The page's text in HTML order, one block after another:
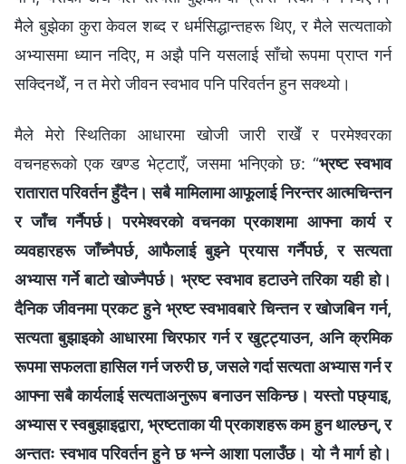
मैले बुझेका कुरा केवल शब्द र धर्मसिद्धान्तहरू थिए, र मैले सत्यताको
अभ्यासमा ध्यान नदिए, म अझै पनि यसलाई साँचो रूपमा प्राप्त गर्न
सक्दिनथेँ, न त मेरो जीवन स्वभाव पनि परिवर्तन हुन सक्थ्यो।
मैले मेरो स्थितिका आधारमा खोजी जारी राखेँ र परमेश्‍वरका
वचनहरूको एक खण्ड भेट्टाएँ, जसमा भनिएको छ: “भ्रष्ट स्वभाव
रातारात परिवर्तन हुँदैन। सबै मामिलामा आफूलाई निरन्तर आत्मचिन्तन
र जाँच गर्नैपर्छ। परमेश्‍वरको वचनका प्रकाशमा आफ्ना कार्य र
व्यवहारहरू जाँच्नैपर्छ, आफैलाई बुझ्ने प्रयास गर्नैपर्छ, र सत्यता
अभ्यास गर्ने बाटो खोज्नैपर्छ। भ्रष्ट स्वभाव हटाउने तरिका यही हो।
दैनिक जीवनमा प्रकट हुने भ्रष्ट स्वभावबारे चिन्तन र खोजबिन गर्न,
सत्यता बुझाइको आधारमा चिरफार गर्न र खुट्ट्याउन, अनि क्रमिक
रूपमा सफलता हासिल गर्न जरुरी छ, जसले गर्दा सत्यता अभ्यास गर्न र
आफ्ना सबै कार्यलाई सत्यताअनुरूप बनाउन सकिन्छ। यस्तो पछ्याइ,
अभ्यास र स्वबुझाइद्वारा, भ्रष्टताका यी प्रकाशहरू कम हुन थाल्छन्, र
अन्ततः स्वभाव परिवर्तन हुने छ भन्‍ने आशा पलाउँछ। यो नै मार्ग हो।